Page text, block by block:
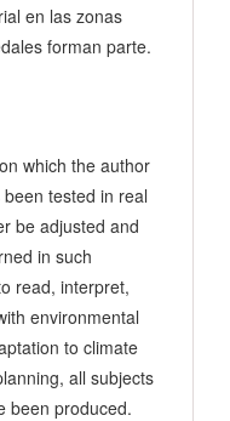
en las zonas
forman parte.
which the author
tested in real
be adjusted and
in such
read, interpret,
environmental
to climate
all subjects
been produced.